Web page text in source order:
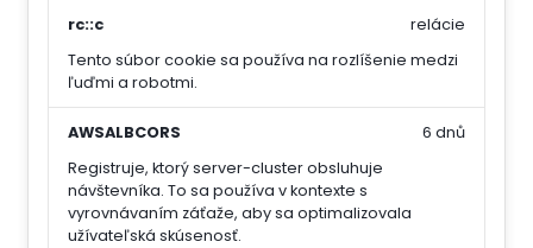
rc::c
Tento súbor cookie sa používa na rozlíšenie medzi
ľuďmi a robotmi.
relácie
AWSALBCORS
Registruje, ktorý server-cluster obsluhuje
návštevníka. To sa používa v kontexte s
vyrovnávaním záťaže, aby sa optimalizovala
užívateľská skúsenosť.
6 dnů